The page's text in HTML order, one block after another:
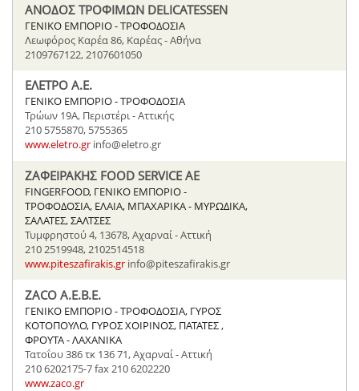
ΑΝΟΔΟΣ ΤΡΟΦΙΜΩΝ DELICATESSEN
ΓΕΝΙΚΟ ΕΜΠΟΡΙΟ - ΤΡΟΦΟΔΟΣΙΑ
Λεωφόρος Καρέα 86, Καρέας - Αθήνα
2109767122, 2107601050
ΕΛΕΤΡΟ Α.Ε.
ΓΕΝΙΚΟ ΕΜΠΟΡΙΟ - ΤΡΟΦΟΔΟΣΙΑ
Τρώων 19Α, Περιστέρι - Αττικής
210 5755870, 5755365
www.eletro.gr info@eletro.gr
ΖΑΦΕΙΡΑΚΗΣ FOOD SERVICE AE
FINGERFOOD, ΓΕΝΙΚΟ ΕΜΠΟΡΙΟ -
ΤΡΟΦΟΔΟΣΙΑ, ΕΛΑΙΑ, ΜΠΑΧΑΡΙΚΑ - ΜΥΡΩΔΙΚΑ,
ΣΑΛΑΤΕΣ, ΣΑΛΤΣΕΣ
Τυμφρηστού 4, 13678, Αχαρναί - Αττική
210 2519948, 2102514518
www.piteszafirakis.gr info@piteszafirakis.gr
ZACO A.E.B.E.
ΓΕΝΙΚΟ ΕΜΠΟΡΙΟ - ΤΡΟΦΟΔΟΣΙΑ, ΓΥΡΟΣ
ΚΟΤΟΠΟΥΛΟ, ΓΥΡΟΣ ΧΟΙΡΙΝΟΣ, ΠΑΤΑΤΕΣ ,
ΦΡΟΥΤΑ - ΛΑΧΑΝΙΚΑ
Τατοΐου 386 τκ 136 71, Αχαρναί - Αττική
210 6202175-7 fax 210 6202220
www.zaco.gr